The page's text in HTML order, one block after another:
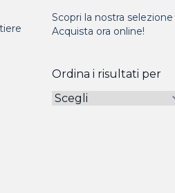
Scopri la nostra
Acquista ora online!
Ordina i risultati per